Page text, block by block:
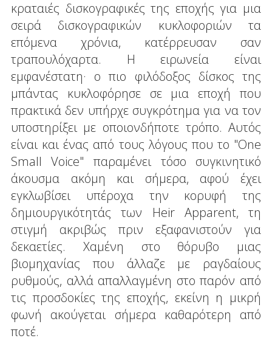
κραταιές δισκογραφικές της εποχής για μια
σειρά δισκογραφικών κυκλοφοριών τα
επόμενα χρόνια, κατέρρευσαν σαν
τραπουλόχαρτα. Η ειρωνεία είναι
εμφανέστατη· ο πιο φιλόδοξος δίσκος της
μπάντας κυκλοφόρησε σε μια εποχή που
πρακτικά δεν υπήρχε συγκρότημα για να τον
υποστηρίξει με οποιονδήποτε τρόπο. Αυτός
είναι και ένας από τους λόγους που το "One
Small Voice" παραμένει τόσο συγκινητικό
άκουσμα ακόμη και σήμερα, αφού έχει
εγκλωβίσει υπέροχα την κορυφή της
δημιουργικότητάς των Heir Apparent, τη
στιγμή ακριβώς πριν εξαφανιστούν για
δεκαετίες. Χαμένη στο θόρυβο μιας
βιομηχανίας που άλλαζε με ραγδαίους
ρυθμούς, αλλά απαλλαγμένη στο παρόν από
τις προσδοκίες της εποχής, εκείνη η μικρή
φωνή ακούγεται σήμερα καθαρότερη από
ποτέ.